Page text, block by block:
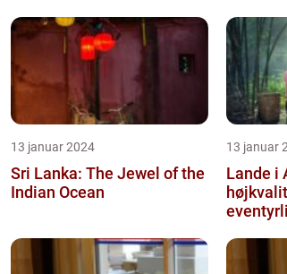
13 januar 2024
Sri Lanka: The Jewel of the
Indian Ocean
13 januar
Lande i